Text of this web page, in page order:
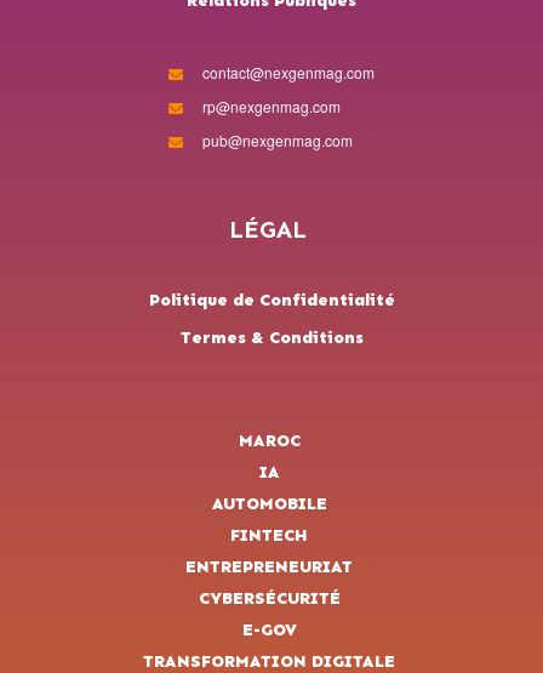
contact@nexgenmag.com
rp@nexgenmag.com
pub@nexgenmag.com
LÉGAL
Politique de Confidentialité
Termes & Conditions
MAROC
IA
AUTOMOBILE
FINTECH
ENTREPRENEURIAT
CYBERSÉCURITÉ
E-GOV
TRANSFORMATION DIGITALE